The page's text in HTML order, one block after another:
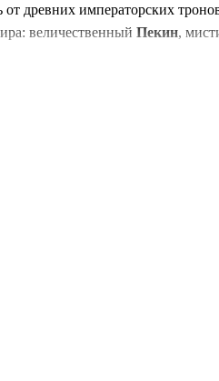
древних императорских
величественный Пекин,